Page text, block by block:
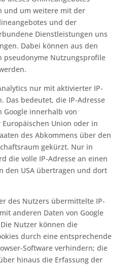
und um weitere mit der
und der
Dienstleistungen uns
Dabei können aus den
pseudonyme Nutzungsprofile
nur mit aktivierter IP-
Das bedeutet, die IP-Adresse
innerhalb von
Union oder in
des Abkommens über den
gekürzt. Nur in
die volle IP-Adresse an einen
den USA übertragen und dort
des Nutzers übermittelte IP-
anderen Daten von Google
Nutzer können die
durch eine entsprechende
Software verhindern; die
hinaus die Erfassung der